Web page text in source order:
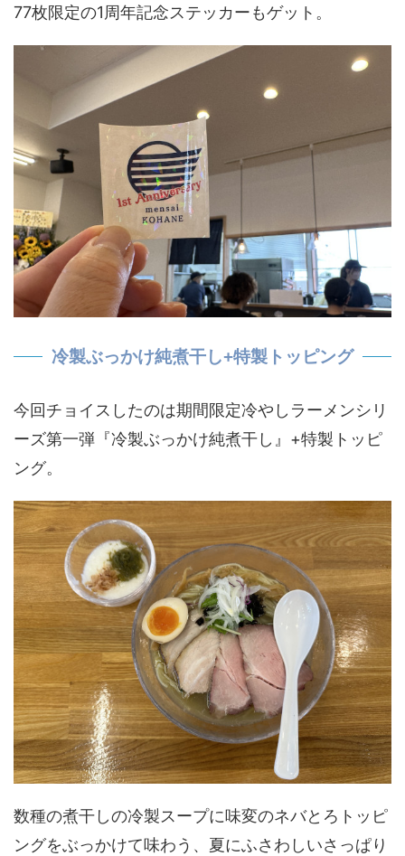
77枚限定の1周年記念ステッカーもゲット。
冷製ぶっかけ純煮干し+特製トッピング
今回チョイスしたのは期間限定冷やしラーメンシリ
ーズ第一弾『冷製ぶっかけ純煮干し』+特製トッピ
ング。
数種の煮干しの冷製スープに味変のネバとろトッピ
ングをぶっかけて味わう、夏にふさわしいさっぱり